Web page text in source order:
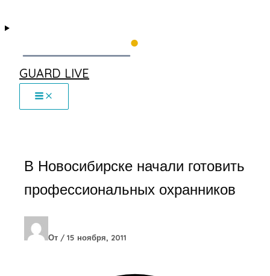
GUARD LIVE
В Новосибирске начали готовить
профессиональных охранников
От / 15 ноября, 2011